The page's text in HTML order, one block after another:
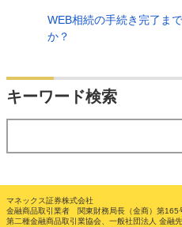
WEB相続の手続き完了ま
か？
キーワード検索
マネックス証券株式会社
金融商品取引業者 関東財務局長（金商）第
第二種金融商品取引業協会、一般社団法人 金融